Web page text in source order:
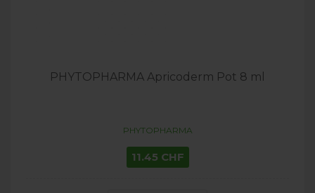
PHYTOPHARMA Apricoderm Pot 8 ml
PHYTOPHARMA
11.45 CHF